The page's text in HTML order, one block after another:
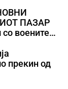
ПАЗАР
воените
прекин од